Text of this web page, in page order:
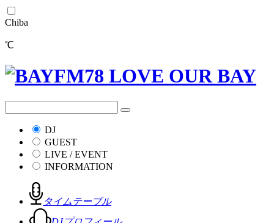
Chiba
℃
DJ
GUEST
LIVE / EVENT
INFORMATION
タイムテーブル